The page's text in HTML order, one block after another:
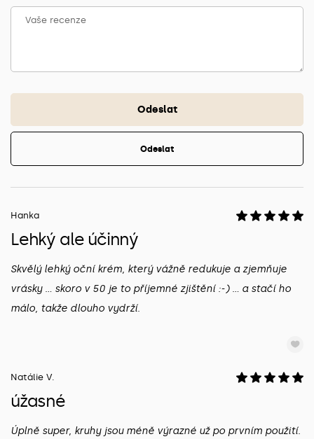
Odeslat
Odeslat
Hanka
Lehký ale účinný
Skvělý lehký oční krém, který vážně redukuje a zjemňuje
vrásky … skoro v 50 je to příjemné zjištění :-) … a stačí ho
málo, takže dlouho vydrží.
Natálie V.
úžasné
Úplně super, kruhy jsou méně výrazné už po prvním použití.